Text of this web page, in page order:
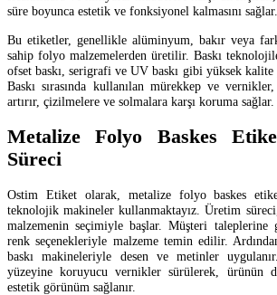
süre boyunca estetik ve fonksiyonel kalmasını sağlar.
Bu etiketler, genellikle alüminyum, bakır veya
sahip folyo malzemelerden üretilir. Baskı
ofset baskı, serigrafi ve UV baskı gibi yüksek
Baskı sırasında kullanılan mürekkep ve vernikler,
artırır, çizilmelere ve solmalara karşı koruma sağlar.
Metalize Folyo Baskes
Süreci
Ostim Etiket olarak, metalize folyo baskes
teknolojik makineler kullanmaktayız. Üretim
malzemenin seçimiyle başlar. Müşteri taleplerine
renk seçenekleriyle malzeme temin edilir.
baskı makineleriyle desen ve metinler
yüzeyine koruyucu vernikler sürülerek, ürünün
estetik görünüm sağlanır.